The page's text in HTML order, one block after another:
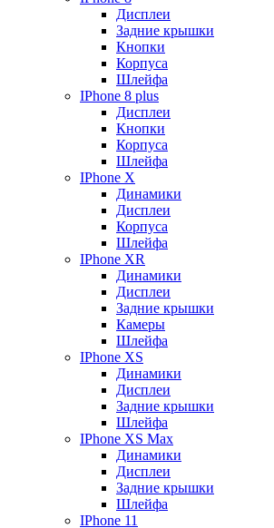
Дисплеи
Задние крышки
Кнопки
Корпуса
Шлейфа
IPhone 8 plus
Дисплеи
Кнопки
Корпуса
Шлейфа
IPhone X
Динамики
Дисплеи
Корпуса
Шлейфа
IPhone XR
Динамики
Дисплеи
Задние крышки
Камеры
Шлейфа
IPhone XS
Динамики
Дисплеи
Задние крышки
Шлейфа
IPhone XS Max
Динамики
Дисплеи
Задние крышки
Шлейфа
IPhone 11